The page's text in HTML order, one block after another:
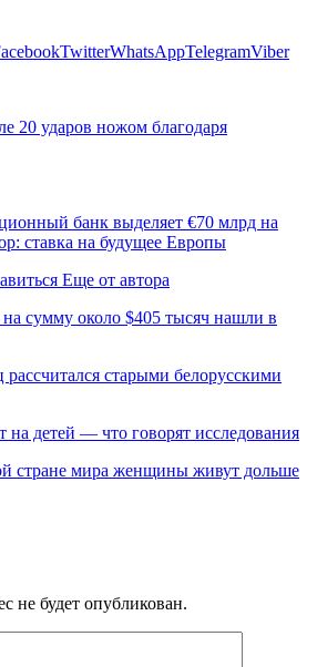
TwitterWhatsAppTelegramViber
20 ударов ножом благодаря
банк выделяет €70 млрд на
ставка на будущее Европы
Еще от автора
на сумму около $405 тысяч нашли в
старыми белорусскими
детей — что говорят исследования
стране мира женщины живут дольше
не будет опубликован.